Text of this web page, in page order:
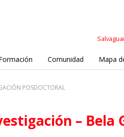
Comunidad Mapa
POSDOCTORAL
– Bela